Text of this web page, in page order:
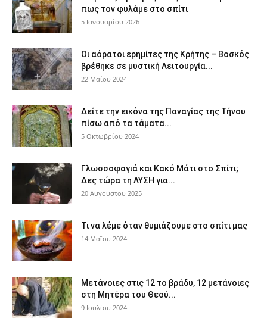
πως τον φυλάμε στο σπίτι
5 Ιανουαρίου 2026
Οι αόρατοι ερημίτες της Κρήτης – Βοσκός
βρέθηκε σε μυστική Λειτουργία...
22 Μαΐου 2024
Δείτε την εικόνα της Παναγίας της Τήνου
πίσω από τα τάματα...
5 Οκτωβρίου 2024
Γλωσσοφαγιά και Κακό Μάτι στο Σπίτι;
Δες τώρα τη ΛΥΣΗ για...
20 Αυγούστου 2025
Τι να λέμε όταν θυμιάζουμε στο σπίτι μας
14 Μαΐου 2024
Μετάνοιες στις 12 το βράδυ, 12 μετάνοιες
στη Μητέρα του Θεού...
9 Ιουλίου 2024